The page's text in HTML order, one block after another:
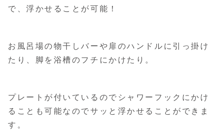
で、浮かせることが可能！
お風呂場の物干しバーや扉のハンドルに引っ掛け
たり、脚を浴槽のフチにかけたり。
プレートが付いているのでシャワーフックにかけ
ることも可能なのでサッと浮かせることができま
す。